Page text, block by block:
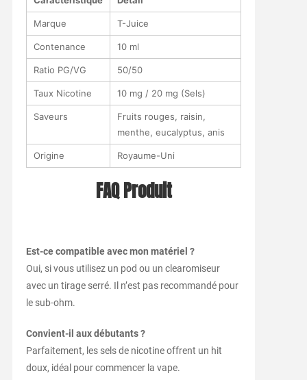
Marque T-Juice
Contenance 10 ml
Ratio PG/VG 50/50
Taux Nicotine 10 mg / 20 mg (Sels)
Saveurs
Fruits rouges, raisin,
menthe, eucalyptus, anis
Origine Royaume-Uni
FAQ Produit
Est-ce compatible avec mon matériel ?
Oui, si vous utilisez un pod ou un clearomiseur
avec un tirage serré. Il n’est pas recommandé pour
le sub-ohm.
Convient-il aux débutants ?
Parfaitement, les sels de nicotine offrent un hit
doux, idéal pour commencer la vape.